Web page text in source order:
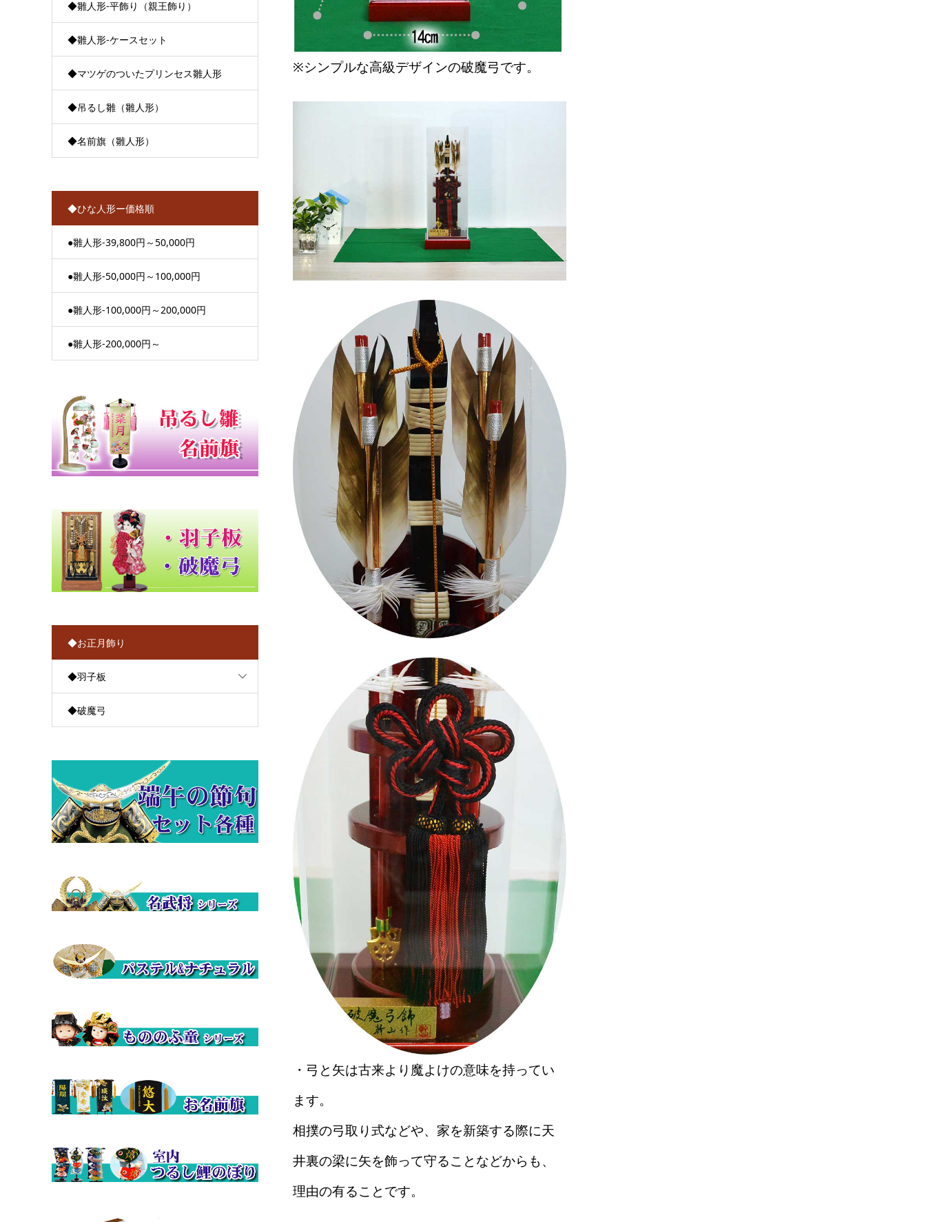
※シンプルな高級デザインの破魔弓です。
・弓と矢は古来より魔よけの意味を持ってい
ます。
相撲の弓取り式などや、家を新築する際に天
井裏の梁に矢を飾って守ることなどからも、
理由の有ることです。
◆雛人形-平飾り（親王飾り）
◆雛人形-ケースセット
◆マツゲのついたプリンセス雛人形
◆吊るし雛（雛人形）
◆名前旗（雛人形）
◆ひな人形ー価格順
●雛人形-39,800円～50,000円
●雛人形-50,000円～100,000円
●雛人形-100,000円～200,000円
●雛人形-200,000円～
◆お正月飾り
◆羽子板
◆破魔弓